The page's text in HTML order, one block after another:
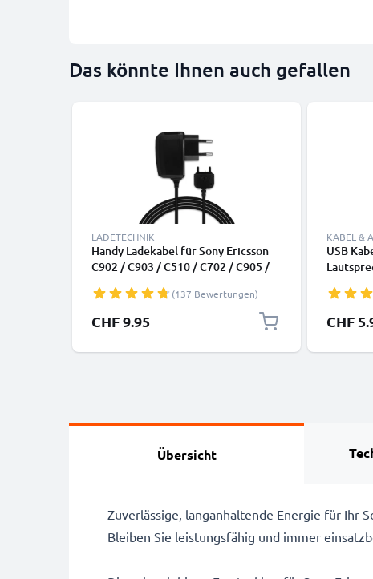
Das könnte Ihnen auch gefallen
LADETECHNIK
Handy Ladekabel für Sony Ericsson
C902 / C903 / C510 / C702 / C905 /
Smartphone - 0.5A / 500mA Ericsson
Connector Ladegerät 1.1m,
Handyladekabel
(137 Bewertungen)
CHF 9.95
KABEL &
USB
CHF
Übersicht
Zuverlässige, langanhaltende Energie für Ihr
Bleiben Sie leistungsfähig und immer